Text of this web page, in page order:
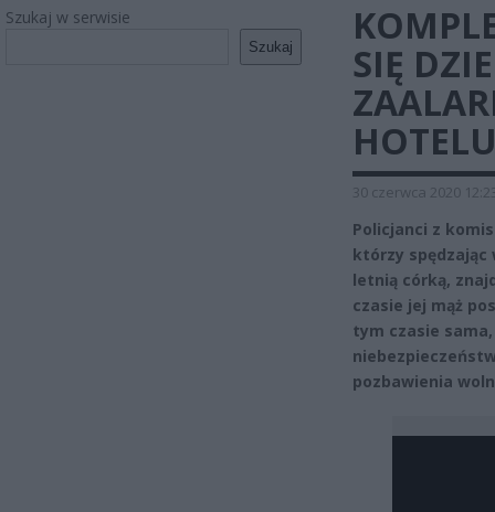
Szukaj w serwisie
Szukaj
SIĘ
30 czerwca 2020
Policjanci z
którzy spędzając
letnią córką,
czasie jej mąż
tym czasie
pozbawienia